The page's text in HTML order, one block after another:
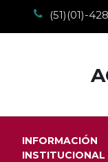
(51)(01)-
INFORMACIÓN
INSTITUCIONAL